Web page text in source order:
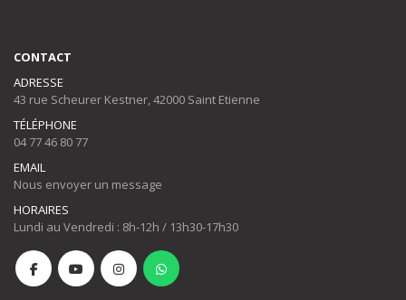
CONTACT
ADRESSE
43 rue Scheurer Kestner, 42000 Saint Etienne
TÉLÉPHONE
04 77 46 80 77
EMAIL
Nous envoyer un message
HORAIRES
Lundi au Vendredi : 8h-12h / 13h30-17h30